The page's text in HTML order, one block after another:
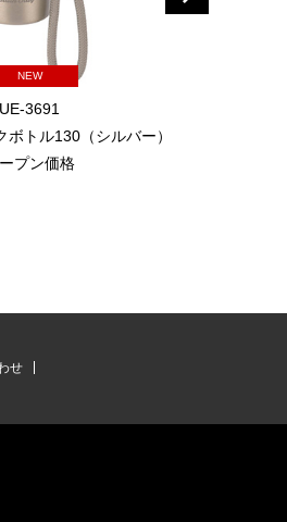
NEW
UE-3691
ボトル130（シルバー）
プン価格
せ